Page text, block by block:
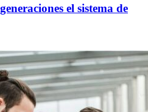
el sistema de